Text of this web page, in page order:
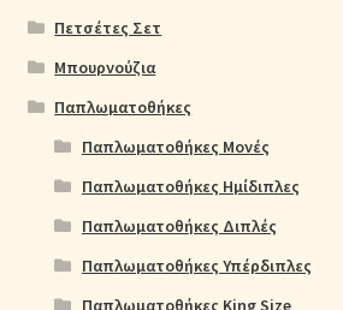
Πετσέτες Σετ
Μπουρνούζια
Παπλωματοθήκες
Παπλωματοθήκες Μονές
Παπλωματοθήκες Ημίδιπλες
Παπλωματοθήκες Διπλές
Παπλωματοθήκες Υπέρδιπλες
Παπλωματοθήκες King Size